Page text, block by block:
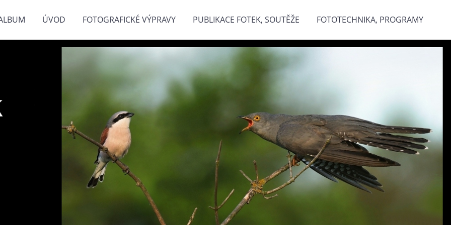
ÚVOD FOTOGRAFICKÉ VÝPRAVY PUBLIKACE FOTEK, SOUTĚŽE FOTOTECHNIKA, PROGRAMY